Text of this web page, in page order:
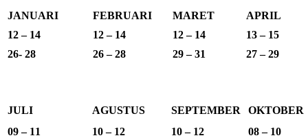
JANUARI FEBRUARI MARET
APRIL
12 – 14
12 – 14 12 – 14
13 – 15
26- 28
26 – 28 29 – 31 27 – 29
JULI AGUSTUS SEPTEMBER
OKTOBER
09 – 11
10 – 12 10 – 12
08 – 10